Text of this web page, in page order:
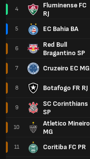
4
Fluminense FC
RJ
5 EC Bahia BA
6
Red Bull
Bragantino SP
7 Cruzeiro EC MG
8 Botafogo FR RJ
9
SC Corinthians
SP
10
Atletico Mineiro
MG
11 Coritiba FC PR